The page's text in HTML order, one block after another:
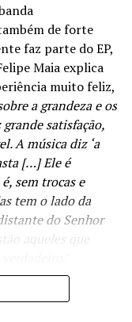
de forte
faz parte do EP,
Maia explica
muito feliz,
a grandeza e os
satisfação,
A música diz ‘a
[…] Ele é
sem trocas e
tem o lado da
do Senhor
aqueles que
de Deus.